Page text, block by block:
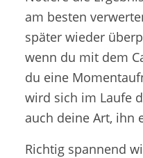
am besten
später wieder
wenn du mit dem
du eine
wird sich im Laufe
auch deine Art, ihn
Richtig spannend